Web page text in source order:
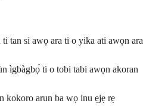
tan si awọ ara ti o yika ati awọn ara
ìgbàgbọ́ ti o tobi tabi awọn akoran
kokoro arun ba wọ inu ẹjẹ rẹ